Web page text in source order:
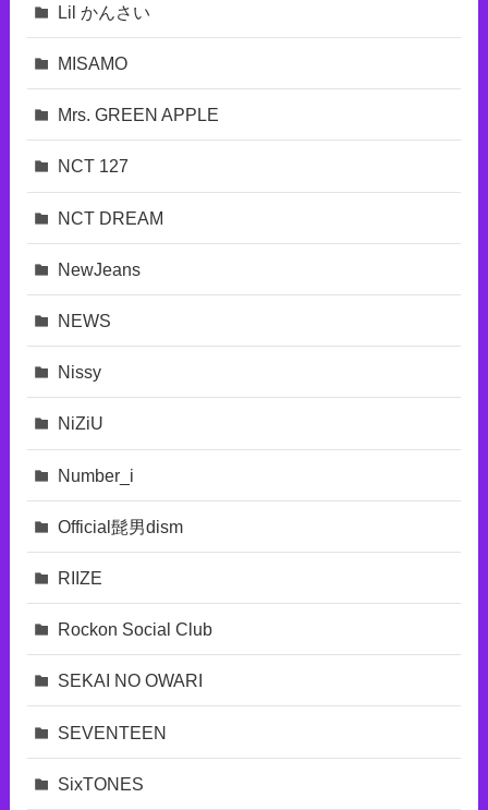
Lil かんさい
MISAMO
Mrs. GREEN APPLE
NCT 127
NCT DREAM
NewJeans
NEWS
Nissy
NiZiU
Number_i
Official髭男dism
RIIZE
Rockon Social Club
SEKAI NO OWARI
SEVENTEEN
SixTONES